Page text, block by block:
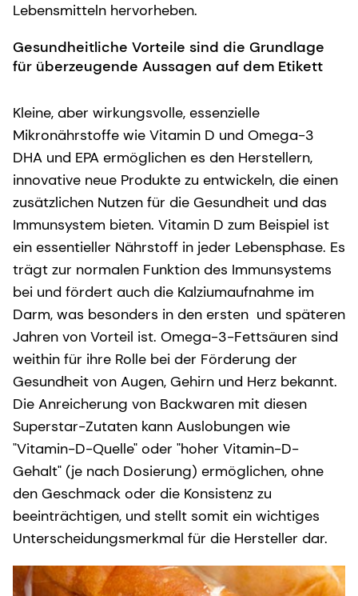
Lebensmitteln hervorheben.
Gesundheitliche Vorteile sind die Grundlage
für überzeugende Aussagen auf dem Etikett
Kleine, aber wirkungsvolle, essenzielle
Mikronährstoffe wie Vitamin D und Omega-3
DHA und EPA ermöglichen es den Herstellern,
innovative neue Produkte zu entwickeln, die einen
zusätzlichen Nutzen für die Gesundheit und das
Immunsystem bieten. Vitamin D zum Beispiel ist
ein essentieller Nährstoff in jeder Lebensphase. Es
trägt zur normalen Funktion des Immunsystems
bei und fördert auch die Kalziumaufnahme im
Darm, was besonders in den ersten und späteren
Jahren von Vorteil ist. Omega-3-Fettsäuren sind
weithin für ihre Rolle bei der Förderung der
Gesundheit von Augen, Gehirn und Herz bekannt.
Die Anreicherung von Backwaren mit diesen
Superstar-Zutaten kann Auslobungen wie
"Vitamin-D-Quelle" oder "hoher Vitamin-D-
Gehalt" (je nach Dosierung) ermöglichen, ohne
den Geschmack oder die Konsistenz zu
beeinträchtigen, und stellt somit ein wichtiges
Unterscheidungsmerkmal für die Hersteller dar.